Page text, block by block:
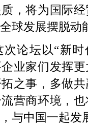
，将为国际
球发展摆脱动
次论坛以“新
业家们发挥
之事，多做
营商环境，
与中国一起发